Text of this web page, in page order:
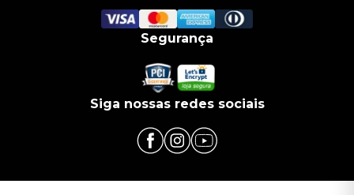
Segurança
Siga nossas redes sociais